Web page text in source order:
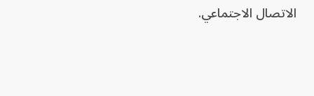
الاتصال الاجتماعي.